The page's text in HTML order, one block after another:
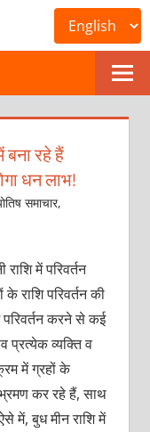
बना रहे हैं
धन लाभ!
समाचार,
में परिवर्तन
परिवर्तन की
करने से कई
प्रत्येक व्यक्ति व
में ग्रहों के
कर रहे हैं, साथ
में, बुध मीन राशि में